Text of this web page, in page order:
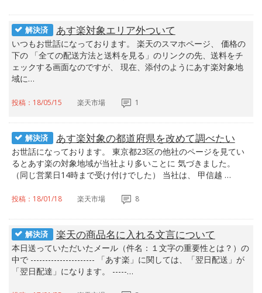
解決済 あす楽対象エリア外ついて
いつもお世話になっております。 楽天のスマホページ、 価格の
下の 「全ての配送方法と送料を見る」のリンクの先、送料をチ
ェックする画面なのですが、 現在、添付のようにあす楽対象地
域に…
投稿：18/05/15 楽天市場 1
解決済 あす楽対象の都道府県を改めて調べたい
お世話になっております。 東京都23区の他社のページを見てい
るとあす楽の対象地域が当社より多いことに 気づきました。
（同じ営業日14時まで受け付けでした） 当社は、 甲信越 …
投稿：18/01/18 楽天市場 8
解決済 楽天の商品名に入れる文言について
本日送っていただいたメール（件名：１文字の重要性とは？）の
中で ---------------------- 「あす楽」に関しては、「翌日配送」が
「翌日配達」になります。 -----…